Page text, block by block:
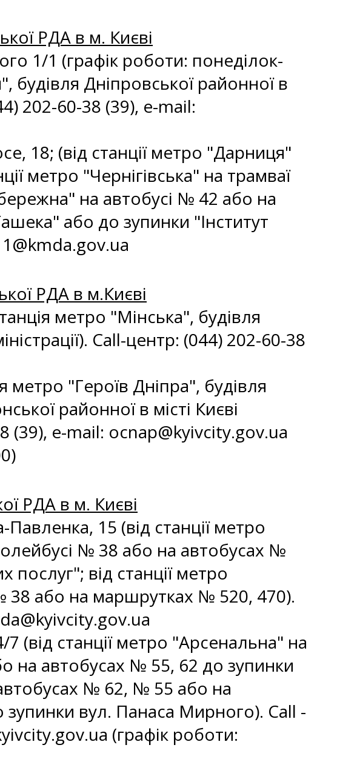
РДА в м. Києві
1/1 (графік роботи: понеділок-
будівля Дніпровської районної в
202-60-38 (39), e-mail:
18; (від станції метро "Дарниця"
метро "Чернігівська" на трамваї
на автобусі № 42 або на
або до зупинки "Інститут
РДА в м.Києві
метро "Мінська", будівля
Call-центр: (044) 202-60-38
"Героїв Дніпра", будівля
районної в місті Києві
(39), e-mail: ocnap@kyivcity.gov.ua
РДА в м. Києві
15 (від станції метро
№ 38 або на автобусах №
від станції метро
38 або на маршрутках № 520, 470).
(від станції метро "Арсенальна" на
на автобусах № 55, 62 до зупинки
№ 62, № 55 або на
вул. Панаса Мирного). Call -
(графік роботи: